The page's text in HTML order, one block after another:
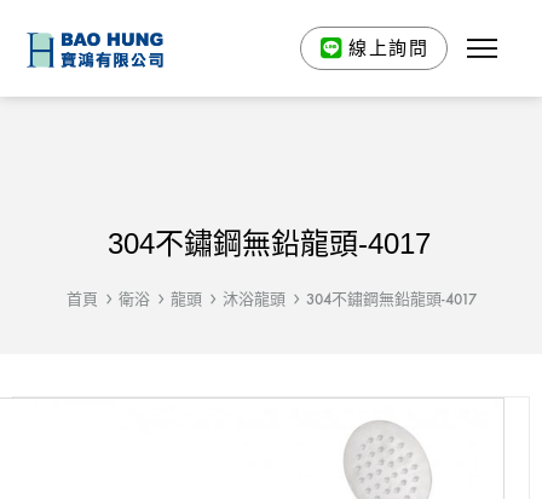
線上詢問
304不鏽鋼無鉛龍頭-4017
首頁 衛浴 龍頭 沐浴龍頭 304不鏽鋼無鉛龍頭-4017